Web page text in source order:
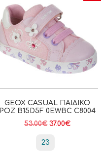
GEOX CASUAL ΠΑΙΔΙΚΟ
ΡΟΖ B15D5F 0EWBC C8004
53.00€ 37.00€
23